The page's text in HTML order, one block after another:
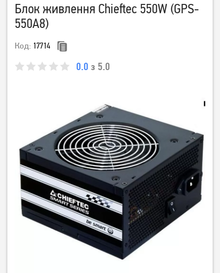
Блок живлення Chieftec 550W (GPS-
550A8)
Код: 17714
0.0 з 5.0